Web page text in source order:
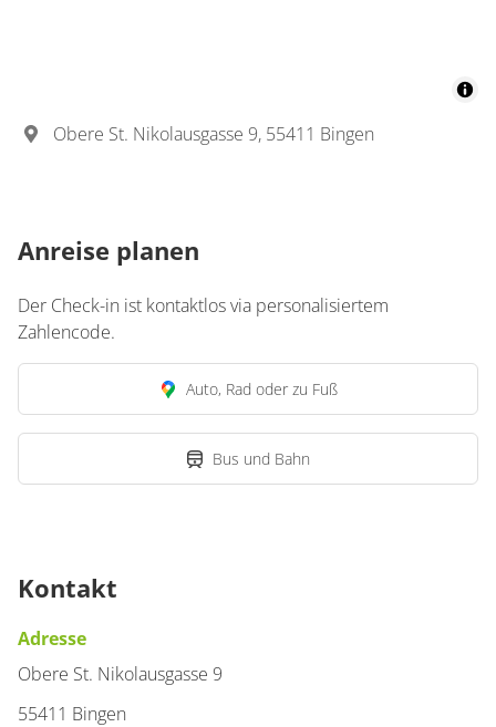
Obere St. Nikolausgasse 9, 55411 Bingen
Anreise planen
Der Check-in ist kontaktlos via personalisiertem
Zahlencode.
Auto, Rad oder zu Fuß
Bus und Bahn
Kontakt
Adresse
Obere St. Nikolausgasse 9
55411 Bingen